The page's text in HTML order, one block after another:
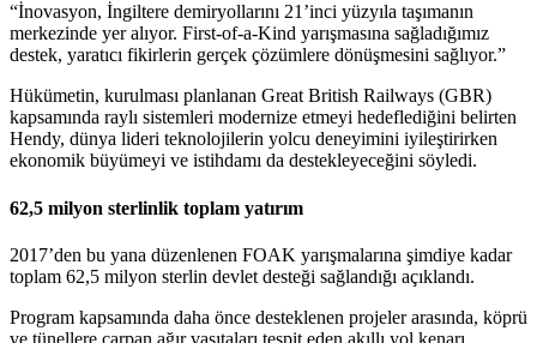
“İnovasyon, İngiltere demiryollarını 21’inci yüzyıla taşımanın
merkezinde yer alıyor. First-of-a-Kind yarışmasına sağladığımız
destek, yaratıcı fikirlerin gerçek çözümlere dönüşmesini sağlıyor.”
Hükümetin, kurulması planlanan Great British Railways (GBR)
kapsamında raylı sistemleri modernize etmeyi hedeflediğini belirten
Hendy, dünya lideri teknolojilerin yolcu deneyimini iyileştirirken
ekonomik büyümeyi ve istihdamı da destekleyeceğini söyledi.
62,5 milyon sterlinlik toplam yatırım
2017’den bu yana düzenlenen FOAK yarışmalarına şimdiye kadar
toplam 62,5 milyon sterlin devlet desteği sağlandığı açıklandı.
Program kapsamında daha önce desteklenen projeler arasında, köprü
ve tünellere çarpan ağır vasıtaları tespit eden akıllı yol kenarı